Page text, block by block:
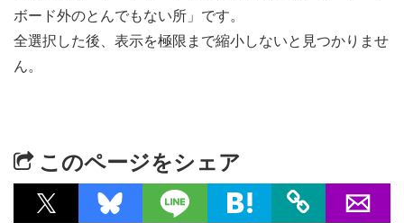
ボード外のとんでもない所」です。
全選択した後、表示を極限まで縮小しないと見つかりませ
ん。
このページをシェア